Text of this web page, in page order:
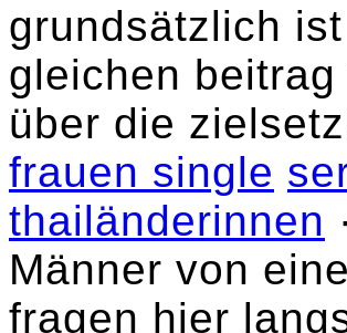
grundsätzlich
gleichen
über die
frauen single
thailänderinnen
Männer von
fragen hier